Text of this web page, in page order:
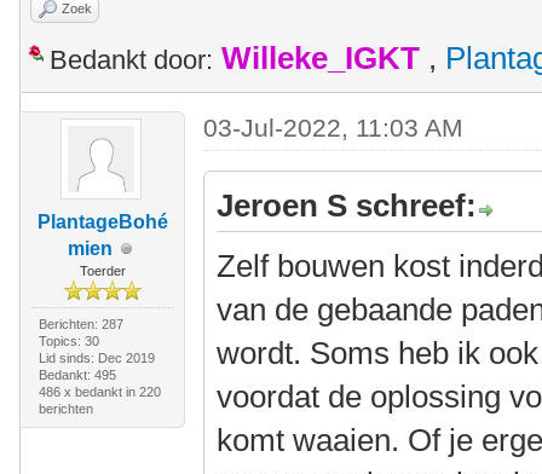
Zoek
Bedankt door: Willeke_IGKT ,
PlantageBohé
mien
Toerder
Berichten: 287
Topics: 30
Lid sinds: Dec 2019
Bedankt: 495
486 x bedankt in 220
berichten
03-Jul-2022, 11:03 AM
Jeroen S schreef:
Zelf bouwen kost
van de gebaande
wordt. Soms heb ik
voordat de oplossing
komt waaien. Of je